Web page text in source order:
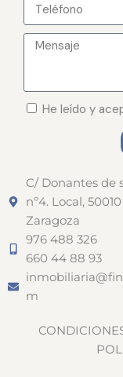
He leído y
C/ Donantes de
nº4. Local, 50010
Zaragoza
976 488 326
660 44 88 93
m